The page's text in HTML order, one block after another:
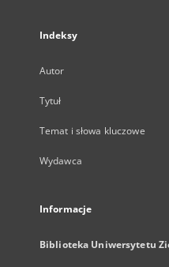
Indeksy
Autor
Tytuł
Temat i słowa kluczowe
Wydawca
Informacje
Biblioteka Uniwersytetu